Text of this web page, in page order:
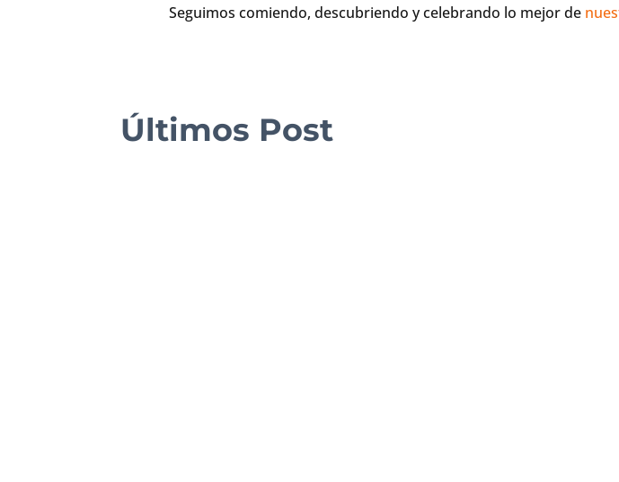
Seguimos comiendo, descubriendo y celebrando lo mejor de
Últimos Post